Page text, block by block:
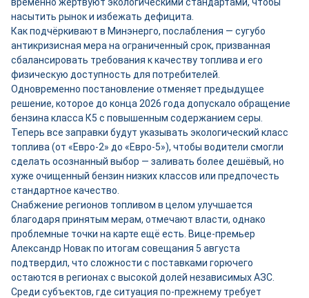
насытить рынок и избежать дефицита.
Как подчёркивают в Минэнерго, послабления — сугубо
антикризисная мера на ограниченный срок, призванная
сбалансировать требования к качеству топлива и его
физическую доступность для потребителей.
Одновременно постановление отменяет предыдущее
решение, которое до конца 2026 года допускало обращение
бензина класса К5 с повышенным содержанием серы.
Теперь все заправки будут указывать экологический класс
топлива (от «Евро-2» до «Евро-5»), чтобы водители смогли
сделать осознанный выбор — заливать более дешёвый, но
хуже очищенный бензин низких классов или предпочесть
стандартное качество.
Снабжение регионов топливом в целом улучшается
благодаря принятым мерам, отмечают власти, однако
проблемные точки на карте ещё есть. Вице-премьер
Александр Новак по итогам совещания 5 августа
подтвердил, что сложности с поставками горючего
остаются в регионах с высокой долей независимых АЗС.
Среди субъектов, где ситуация по-прежнему требует